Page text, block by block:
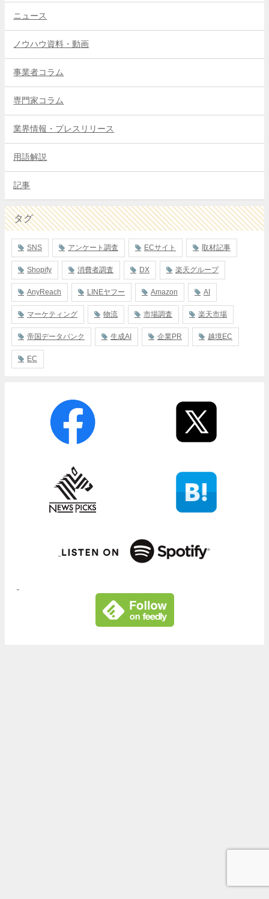
ニュース
ノウハウ資料・動画
事業者コラム
専門家コラム
業界情報・プレスリリース
用語解説
記事
タグ
SNS アンケート調査 ECサイト 取材記事
Shopify 消費者調査 DX 楽天グループ
AnyReach LINEヤフー Amazon AI
マーケティング 物流 市場調査 楽天市場
帝国データバンク 生成AI 企業PR 越境EC
EC